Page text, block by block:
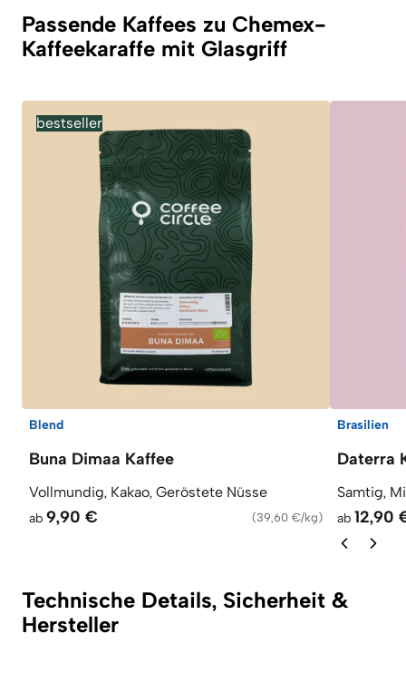
Passende Kaffees zu Chemex-
Kaffeekaraffe mit Glasgriff
bestseller
Blend
Buna Dimaa Kaffee
Vollmundig, Kakao, Geröstete Nüsse
ab 9,90 € (39,60 €/kg)
Brasilien
Daterra
Samtig,
ab 12,90
Technische Details, Sicherheit &
Hersteller